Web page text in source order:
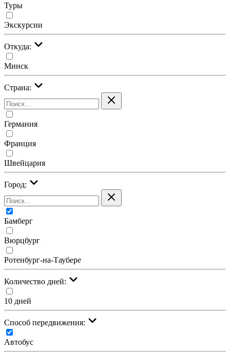
Туры
Экскурсии
Откуда:
Минск
Страна:
Германия
Франция
Швейцария
Город:
Бамберг
Вюрцбург
Ротенбург-на-Таубере
Количество дней:
10 дней
Cпособ передвижения:
Автобус